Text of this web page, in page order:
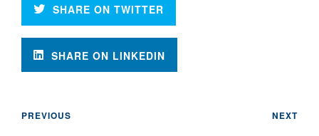
SHARE ON TWITTER
SHARE ON LINKEDIN
PREVIOUS NEXT